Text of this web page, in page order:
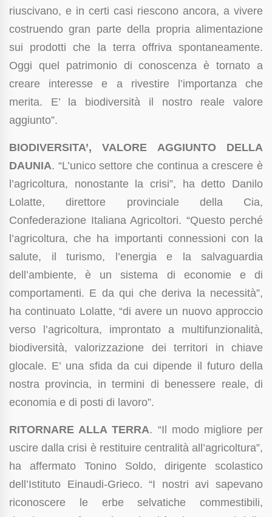
riuscivano, e in certi casi riescono ancora, a vivere
costruendo gran parte della propria alimentazione
sui prodotti che la terra offriva spontaneamente.
Oggi quel patrimonio di conoscenza è tornato a
creare interesse e a rivestire l’importanza che
merita. E’ la biodiversità il nostro reale valore
aggiunto”.
BIODIVERSITA’, VALORE AGGIUNTO DELLA
DAUNIA. “L’unico settore che continua a crescere è
l’agricoltura, nonostante la crisi”, ha detto Danilo
Lolatte, direttore provinciale della Cia,
Confederazione Italiana Agricoltori. “Questo perché
l’agricoltura, che ha importanti connessioni con la
salute, il turismo, l’energia e la salvaguardia
dell’ambiente, è un sistema di economie e di
comportamenti. E da qui che deriva la necessità”,
ha continuato Lolatte, “di avere un nuovo approccio
verso l’agricoltura, improntato a multifunzionalità,
biodiversità, valorizzazione dei territori in chiave
glocale. E’ una sfida da cui dipende il futuro della
nostra provincia, in termini di benessere reale, di
economia e di posti di lavoro”.
RITORNARE ALLA TERRA. “Il modo migliore per
uscire dalla crisi è restituire centralità all’agricoltura”,
ha affermato Tonino Soldo, dirigente scolastico
dell’Istituto Einaudi-Grieco. “I nostri avi sapevano
riconoscere le erbe selvatiche commestibili,